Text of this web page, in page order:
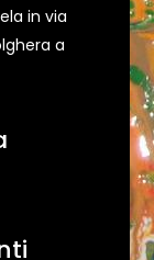
in via
a